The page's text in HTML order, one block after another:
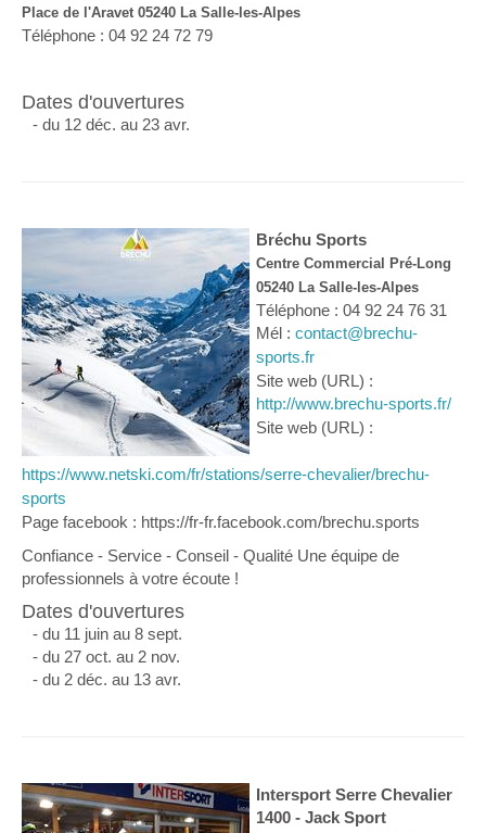
Place de l'Aravet 05240 La Salle-les-Alpes
Téléphone : 04 92 24 72 79
Dates d'ouvertures
- du 12 déc. au 23 avr.
Bréchu Sports
Centre Commercial Pré-Long
05240 La Salle-les-Alpes
Téléphone : 04 92 24 76 31
Mél : contact@brechu-
sports.fr
Site web (URL) :
http://www.brechu-sports.fr/
Site web (URL) :
https://www.netski.com/fr/stations/serre-chevalier/brechu-
sports
Page facebook : https://fr-fr.facebook.com/brechu.sports
Confiance - Service - Conseil - Qualité Une équipe de
professionnels à votre écoute !
Dates d'ouvertures
- du 11 juin au 8 sept.
- du 27 oct. au 2 nov.
- du 2 déc. au 13 avr.
Intersport Serre Chevalier
1400 - Jack Sport